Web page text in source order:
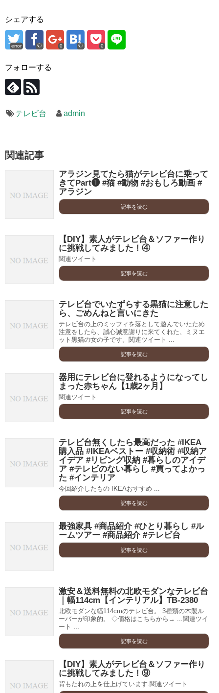
シェアする
error 0 0
フォローする
テレビ台 admin
関連記事
アラジン見てたら猫がテレビ台に乗って
きてPart❶ #猫 #動物 #おもしろ動画 #
アラジン
記事を読む
【DIY】素人がテレビ台＆ソファー作り
に挑戦してみました！④
関連ツイート
記事を読む
テレビ台でいたずらする黒猫に注意した
ら、ごめんねと言いにきた
テレビ台の上のミッフィを落として遊んでいたため
注意をしたら、誠心誠意謝りに来てくれた、ミヌエ
ット黒猫の女の子です。関連ツイート ...
記事を読む
器用にテレビ台に登れるようになってし
まった赤ちゃん【1歳2ヶ月】
関連ツイート
記事を読む
テレビ台無くしたら最高だった #IKEA
購入品 #IKEAベストー #収納術 #収納ア
イデア #リビング収納 #暮らしのアイデ
ア #テレビのない暮らし #買ってよかっ
た #インテリア
今回紹介したもの IKEAおすすめ ...
記事を読む
最強家具 #商品紹介 #ひとり暮らし #ル
ームツアー #商品紹介 #テレビ台
記事を読む
激安＆送料無料の北欧モダンなテレビ台
｜幅114cm【インテリアル】TB-2380
北欧モダンな幅114cmのテレビ台。 3種類の木製ル
ーバーが印象的。 ◇価格はこちらから→ ...関連ツイ
ート ...
記事を読む
【DIY】素人がテレビ台＆ソファー作り
に挑戦してみました！⑨
背もたれの上を仕上げています.関連ツイート